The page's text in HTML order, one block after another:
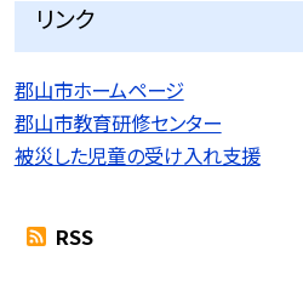
リンク
郡山市ホームページ
郡山市教育研修センター
被災した児童の受け入れ支援
RSS